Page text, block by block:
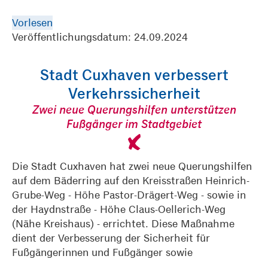
Vorlesen
Veröffentlichungsdatum: 24.09.2024
Stadt Cuxhaven verbessert
Verkehrssicherheit
Zwei neue Querungshilfen unterstützen
Fußgänger im Stadtgebiet
Die Stadt Cuxhaven hat zwei neue Querungshilfen
auf dem Bäderring auf den Kreisstraßen Heinrich-
Grube-Weg - Höhe Pastor-Drägert-Weg - sowie in
der Haydnstraße - Höhe Claus-Oellerich-Weg
(Nähe Kreishaus) - errichtet. Diese Maßnahme
dient der Verbesserung der Sicherheit für
Fußgängerinnen und Fußgänger sowie